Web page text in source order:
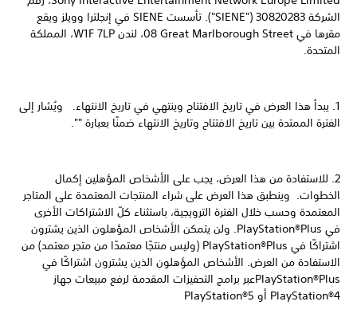
الشركة 30820283 ("SIENE"). تأسست SIENE في إنجلترا وويلز ويقع
مقرها في ‎08 Great Marlborough Street، لندن W1F 7LP، المملكة
المتحدة.
1. يبدأ هذا العرض في تاريخ الافتتاح وينتهي في تاريخ الانتهاء. ويُشار إلى
الفترة الممتدة بين تاريخ الافتتاح وتاريخ الانتهاء ضمنًا بعبارة "".
2. للاستفادة من هذا العرض، يجب على الأشخاص المؤهلين إكمال
الخطوات. وينطبق هذا العرض على شراء المنتجات المعتمدة على المتاجر
المعتمدة وحسب خلال الفترة الترويجية، باستثناء كلّ الاشتراكات الأخرى
في PlayStation®Plus. ولن يتمكن الأشخاص المؤهلون الذين يشترون
اشتراكًا في PlayStation®Plus (وليس منتجًا معتمدًا من متجر معتمد) من
الاستفادة من العرض. الأشخاص المؤهلون الذين يشترون اشتراكًا في
PlayStation®Plusعبر برامج التحفيزات المقدمة لرفع مبيعات جهاز
PlayStation®4 أو PlayStation®5